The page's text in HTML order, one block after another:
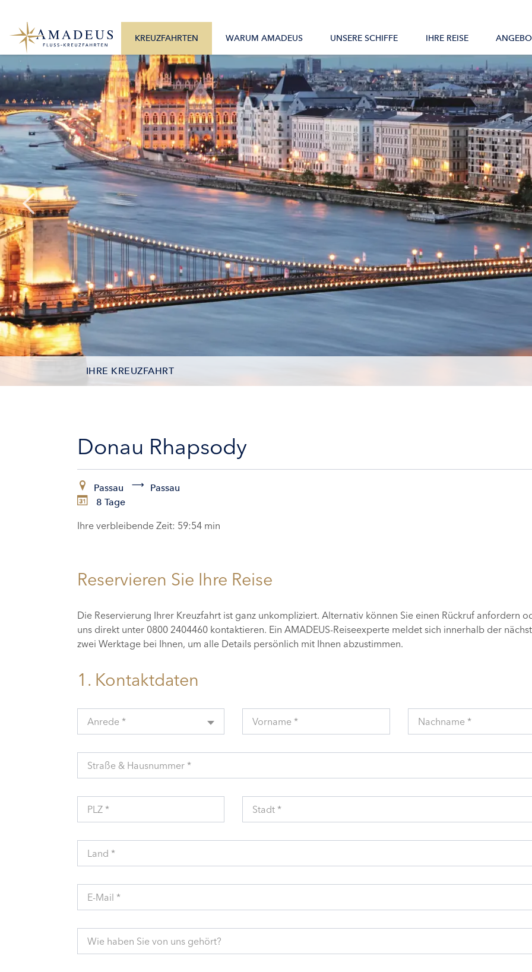
IHRE KREUZFAHRT
Donau Rhapsody
Passau
Passau
8 Tage
Ihre verbleibende Zeit: 59:53 min
Reservieren Sie Ihre Reise
Die Reservierung Ihrer Kreuzfahrt ist ganz unkompliziert. Alternativ können Sie einen Rückruf anfordern
uns direkt unter 0800 2404460 kontaktieren. Ein AMADEUS-Reiseexperte meldet sich innerhalb der
zwei Werktage bei Ihnen, um alle Details persönlich mit Ihnen abzustimmen.
1. Kontaktdaten
Anrede * Vorname * Nachname *
Straße & Hausnummer *
PLZ * Stadt *
Land *
E-Mail *
Wie haben Sie von uns gehört?
KREUZFAHRTEN WARUM AMADEUS UNSERE SCHIFFE IHRE REISE
Alle Monate Mo. – Fr. 9:30 – 17:30 Uhr